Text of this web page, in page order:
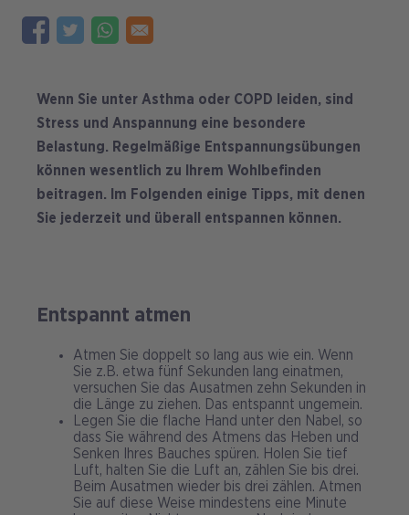
Wenn Sie unter Asthma oder COPD leiden, sind
Stress und Anspannung eine besondere
Belastung. Regelmäßige Entspannungsübungen
können wesentlich zu Ihrem Wohlbefinden
beitragen.
Im Folgenden einige Tipps, mit denen
Sie jederzeit und überall entspannen können.
Entspannt atmen
Atmen Sie doppelt so lang aus wie ein. Wenn
Sie z.B. etwa fünf Sekunden lang einatmen,
versuchen Sie das Ausatmen zehn Sekunden in
die Länge zu ziehen. Das entspannt ungemein.
Legen Sie die flache Hand unter den Nabel, so
dass Sie während des Atmens das Heben und
Senken Ihres Bauches spüren. Holen Sie tief
Luft, halten Sie die Luft an, zählen Sie bis drei.
Beim Ausatmen wieder bis drei zählen. Atmen
Sie auf diese Weise mindestens eine Minute